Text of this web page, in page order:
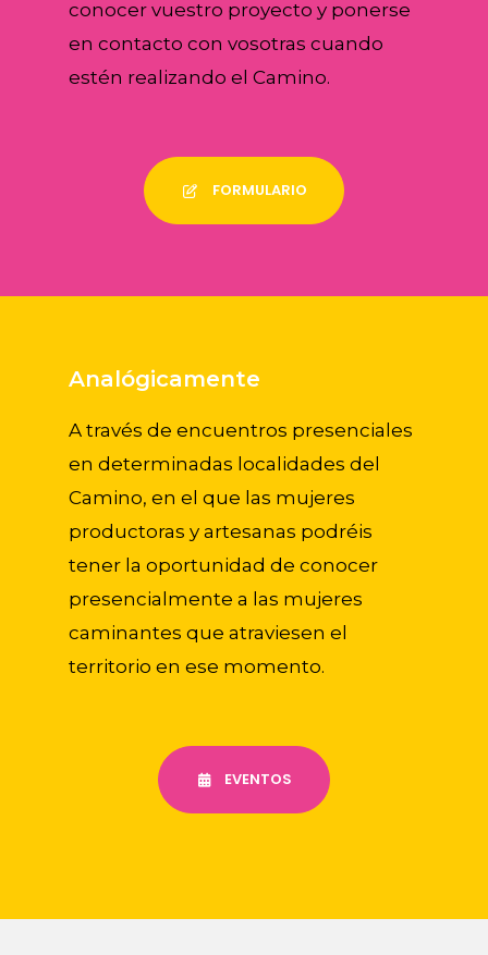
conocer vuestro proyecto y ponerse
en contacto con vosotras cuando
estén realizando el Camino.
FORMULARIO
Analógicamente
A través de encuentros presenciales
en determinadas localidades del
Camino, en el que las mujeres
productoras y artesanas podréis
tener la oportunidad de conocer
presencialmente a las mujeres
caminantes que atraviesen el
territorio en ese momento.
EVENTOS